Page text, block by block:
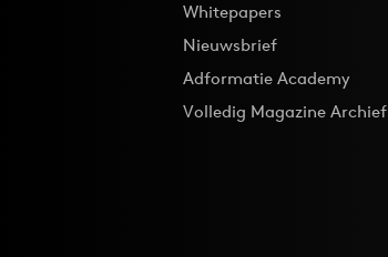
Whitepapers
Nieuwsbrief
Adformatie Academy
Volledig Magazine Archief